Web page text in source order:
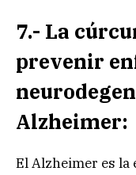
7.- La
prevenir
Alzheimer:
El Alzheimer es la